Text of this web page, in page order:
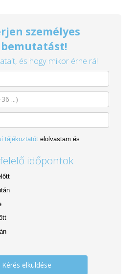
személyes
bemutatást!
és hogy mikor érne rá!
tájékoztatót elolvastam és
időpontok
Kérés elküldése